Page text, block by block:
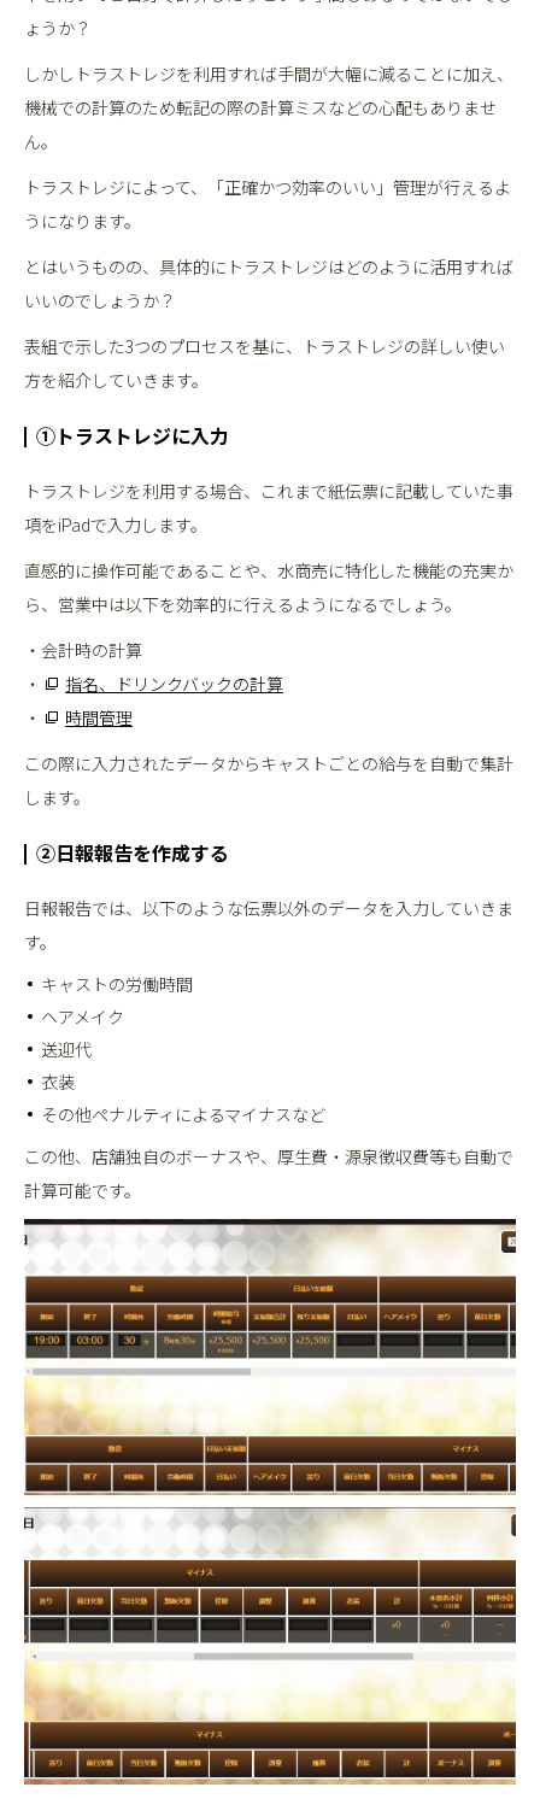
ょうか？
しかしトラストレジを利用すれば手間が大幅に減ることに加え、
機械での計算のため転記の際の計算ミスなどの心配もありませ
ん。
トラストレジによって、「正確かつ効率のいい」管理が行えるよ
うになります。
とはいうものの、具体的にトラストレジはどのように活用すれば
いいのでしょうか？
表組で示した3つのプロセスを基に、トラストレジの詳しい使い
方を紹介していきます。
①トラストレジに入力
トラストレジを利用する場合、これまで紙伝票に記載していた事
項をiPadで入力します。
直感的に操作可能であることや、水商売に特化した機能の充実か
ら、営業中は以下を効率的に行えるようになるでしょう。
・会計時の計算
・
指名、ドリンクバックの計算
・
時間管理
この際に入力されたデータからキャストごとの給与を自動で集計
します。
②日報報告を作成する
日報報告では、以下のような伝票以外のデータを入力していきま
す。
キャストの労働時間
ヘアメイク
送迎代
衣装
その他ペナルティによるマイナスなど
この他、店舗独自のボーナスや、厚生費・源泉徴収費等も自動で
計算可能です。